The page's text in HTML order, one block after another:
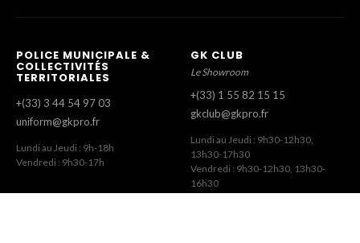
POLICE MUNICIPALE &
COLLECTIVITÉS
TERRITORIALES
+(33) 3 44 54 97 03
uniform@gkpro.fr
Lundi au Jeudi : 9h-18h
Vendredi : 9h30-17h
GK CLUB
Le Showroom
+(33) 1 55 82 15 15
gkclub@gkpro.fr
Lundi au Jeudi : 9h30-12h30,
13h30-17h30
Vendredi : 9h30-12h30, 13h30-
16h30